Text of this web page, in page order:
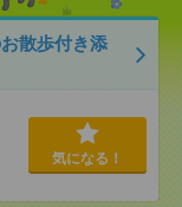
散歩付き添
気になる！